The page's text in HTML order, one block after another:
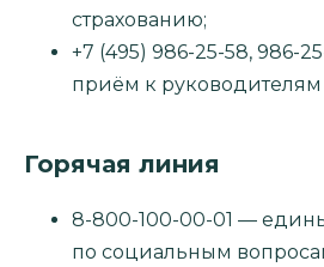
страхованию;
+7 (495) 986-25-58, 986-
приём к руководителям
Горячая линия
8-800-100-00-01 —
по социальным